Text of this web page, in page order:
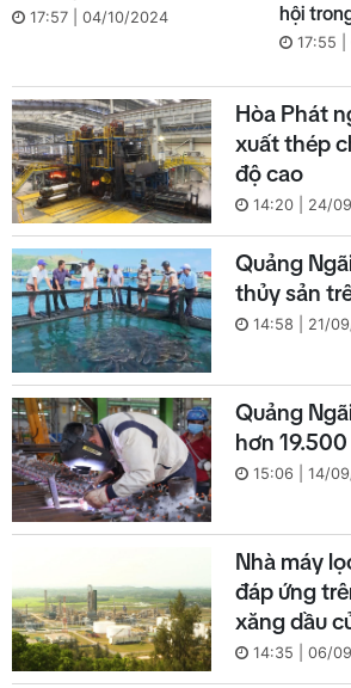
17:57 | 04/10/2024
hội
17:55
Hòa Phát
xuất thép
độ cao
14:20 | 24/
Quảng
thủy sản
14:58 | 21/
Quảng
hơn
15:06 | 14/
Nhà máy
đáp ứng
xăng dầu
14:35 | 06/